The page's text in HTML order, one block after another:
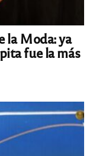
la Moda: ya
fue la más